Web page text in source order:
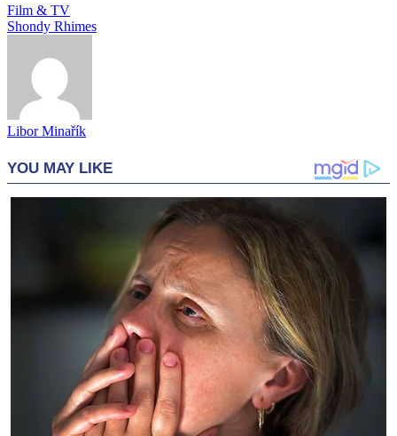
Film & TV
Shondy Rhimes
Libor Minařík